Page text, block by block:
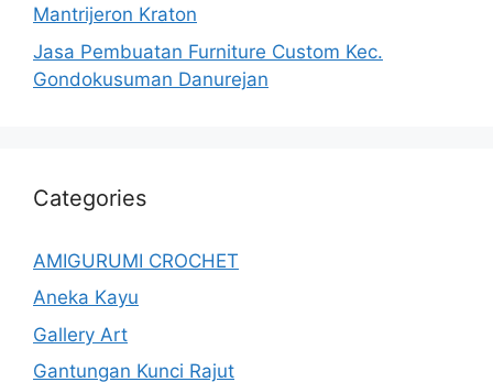
Mantrijeron Kraton
Jasa Pembuatan Furniture Custom Kec.
Gondokusuman Danurejan
Categories
AMIGURUMI CROCHET
Aneka Kayu
Gallery Art
Gantungan Kunci Rajut